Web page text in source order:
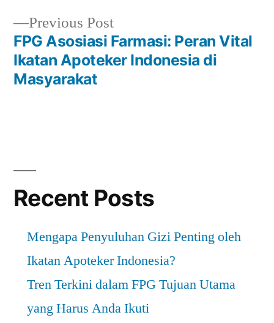
Previous PostPrevious
post:
FPG Asosiasi Farmasi: Peran Vital
Ikatan Apoteker Indonesia di
Masyarakat
Recent Posts
Mengapa Penyuluhan Gizi Penting oleh
Ikatan Apoteker Indonesia?
Tren Terkini dalam FPG Tujuan Utama
yang Harus Anda Ikuti